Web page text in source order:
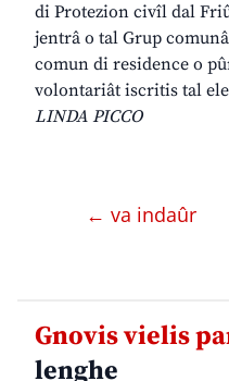
di Protezion civîl dal
jentrâ o tal Grup
comun di residence o
volontariât iscritis tal
LINDA PICCO
← va indaûr
Gnovis vielis
lenghe